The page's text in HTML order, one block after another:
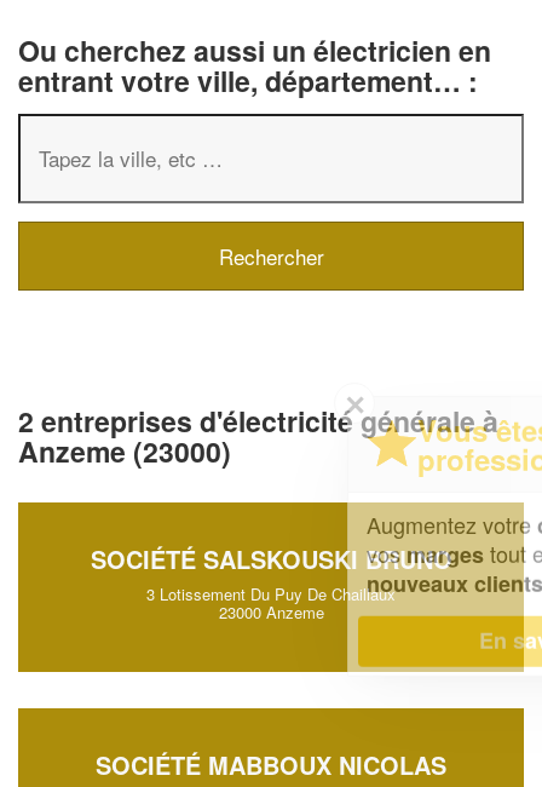
Ou cherchez aussi un électricien en
entrant votre ville, département… :
2 entreprises d'électricité générale à
Anzeme (23000)
SOCIÉTÉ SALSKOUSKI BRUNO
3 Lotissement Du Puy De Chaillaux
23000 Anzeme
SOCIÉTÉ MABBOUX NICOLAS
✕
Vous êtes un
professionnel ?
chiffre d'affaireset
vosmargestout en gagnant de
nouveaux clients !